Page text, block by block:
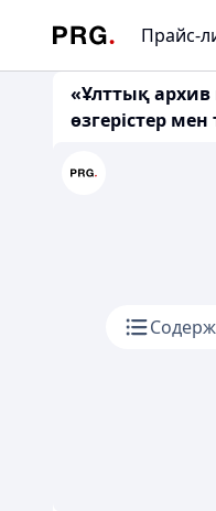
Прайс-
«Ұлттық архив
өзгерістер